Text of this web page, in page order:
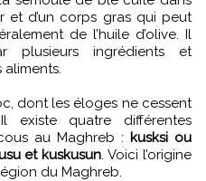
et d’un corps gras qui peut
de l’huile d’olive. Il
plusieurs ingrédients et
dont les éloges ne cessent
existe quatre différentes
au Maghreb : kusksi ou
et kuskusun. Voici l’origine
du Maghreb.